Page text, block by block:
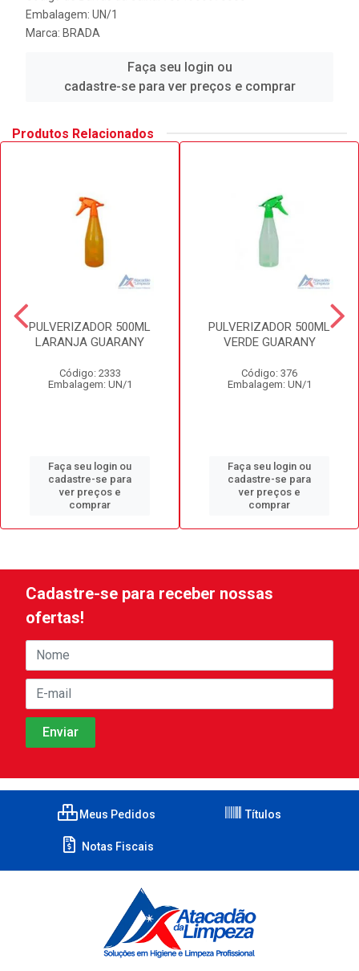
Embalagem: UN/1
Marca: BRADA
Faça seu login ou
cadastre-se para ver preços e comprar
Produtos Relacionados
PULVERIZADOR 500ML
LARANJA GUARANY
Código: 2333
Embalagem: UN/1
Faça seu login ou
cadastre-se para
ver preços e
comprar
PULVERIZADOR 500ML
VERDE GUARANY
Código: 376
Embalagem: UN/1
Faça seu login ou
cadastre-se para
ver preços e
comprar
Cadastre-se para receber nossas
ofertas!
Meus Pedidos Títulos
Notas Fiscais